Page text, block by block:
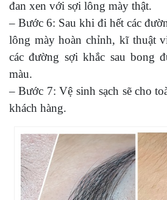
đan xen với sợi lông mày thật.
– Bước 6: Sau khi đi hết các
lông mày hoàn chỉnh, kĩ thuật
các đường sợi khắc sau bong
màu.
– Bước 7: Vệ sinh sạch sẽ cho
khách hàng.